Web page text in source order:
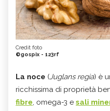
Credit foto
©gospix - 123rf
La noce (Juglans regia) è
ricchissima di proprietà
fibre, omega-3 e sali